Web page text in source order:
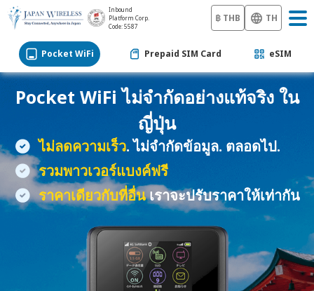
Inbound
Platform Corp.
Code: 5587
฿ THB TH
Pocket WiFi Prepaid SIM Card eSIM
Pocket WiFi ไม่จำกัดอย่างแท้จริง ใน
ญี่ปุ่น
ไม่ลดความเร็ว. ไม่จำกัดข้อมูล. ตลอดไป.
รวมพาวเวอร์แบงค์ฟรี
ราคาเดียวกับที่อื่นเราจะปรับราคาให้เท่ากัน